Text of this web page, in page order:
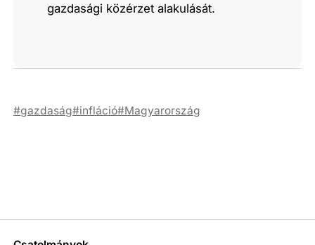
gazdasági közérzet alakulását.
gazdaság infláció Magyarország